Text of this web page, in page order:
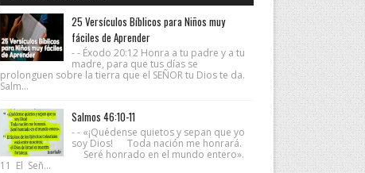
25 Versículos Bíblicos para Niños muy
fáciles de Aprender
- - Éxodo 20:12 Honra a tu padre y a tu
madre, para que tus días se
prolonguen sobre la tierra que el SEÑOR tu Dios te da.
Salm...
Salmos 46:10-11
- - «¡Quédense quietos y sepan que yo
soy Dios! Toda nación me honrará.
Seré honrado en el mundo entero».
11 El Señ...